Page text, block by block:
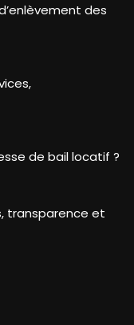
des
de bail locatif ?
transparence et